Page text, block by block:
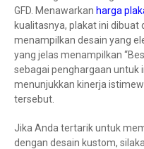
GFD. Menawarkan harga
kualitasnya, plakat ini dibuat
menampilkan desain yang
yang jelas menampilkan
sebagai penghargaan untuk
menunjukkan kinerja
tersebut.
Jika Anda tertarik untuk
dengan desain kustom,